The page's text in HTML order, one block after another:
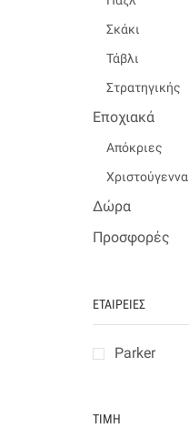
Σκάκι
Τάβλι
Στρατηγικής
Εποχιακά
Απόκριες
Χριστούγεννα
Δώρα
Προσφορές
ΕΤΑΙΡΕΊΕΣ
Parker
ΤΙΜΉ